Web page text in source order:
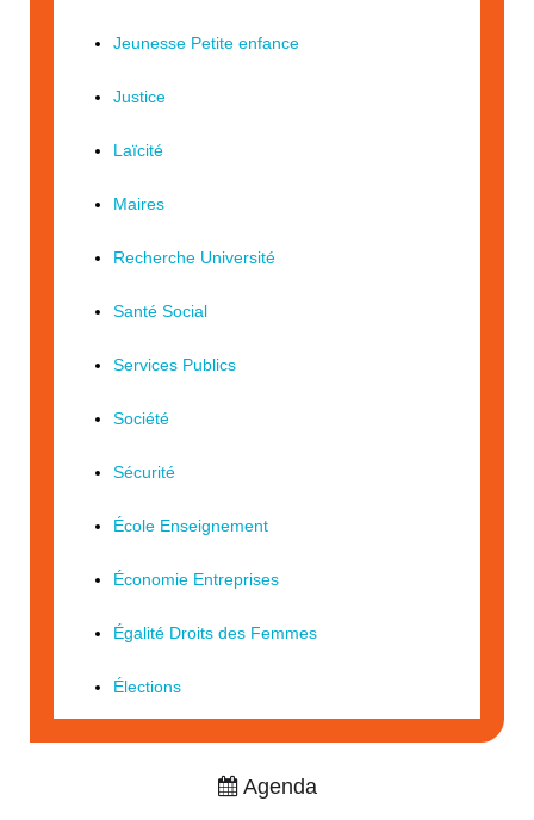
Jeunesse Petite enfance
Justice
Laïcité
Maires
Recherche Université
Santé Social
Services Publics
Société
Sécurité
École Enseignement
Économie Entreprises
Égalité Droits des Femmes
Élections
Agenda